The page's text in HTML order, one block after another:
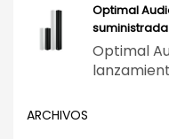
Optimal
Optimal
ARCHIVOS